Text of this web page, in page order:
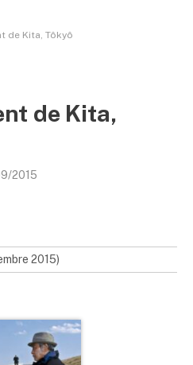
de Kita, Tôkyô
de Kita,
2015
2015)